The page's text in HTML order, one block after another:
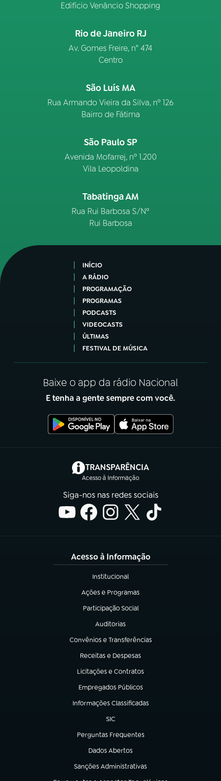
Edifício Venâncio Shopping
Rio de Janeiro RJ
Av. Gomes Freire, n° 474
Centro
São Luís MA
Rua Armando Vieira da Silva, nº 126
Bairro de Fátima
São Paulo SP
Avenida Mofarrej, nº 1.200
Vila Leopoldina
Tabatinga AM
Rua Rui Barbosa S/Nº
Rui Barbosa
INÍCIO
A RÁDIO
PROGRAMAÇÃO
PROGRAMAS
PODCASTS
VIDEOCASTS
ÚLTIMAS
FESTIVAL DE MÚSICA
Baixe o app da rádio Nacional
E tenha a gente sempre com você.
TRANSPARÊNCIA
Acesso à Informação
(abre em nova aba)
Siga-nos nas redes sociais
Acesso à Informação
Institucional
(abre em nova aba)
Ações e Programas
(abre em nova aba)
Participação Social
(abre em nova aba)
Auditorias
(abre em nova aba)
Convênios e Transferências
(abre em nova aba)
Receitas e Despesas
(abre em nova aba)
Licitações e Contratos
(abre em nova aba)
Empregados Públicos
(abre em nova aba)
Informações Classificadas
(abre em nova aba)
SIC
(abre em nova aba)
Perguntas Frequentes
(abre em nova aba)
Dados Abertos
(abre em nova aba)
Sanções Administrativas
(abre em nova aba)